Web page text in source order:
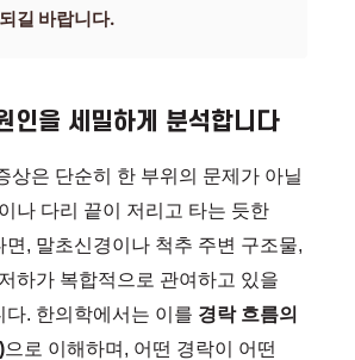
길 바랍니다.
인을 세밀하게 분석합니다
상은 단순히 한 부위의 문제가 아닐
나 다리 끝이 저리고 타는 듯한
면, 말초신경이나 척추 주변 구조물,
하가 복합적으로 관여하고 있을
다. 한의학에서는 이를 경락 흐름의
으로 이해하며, 어떤 경락이 어떤